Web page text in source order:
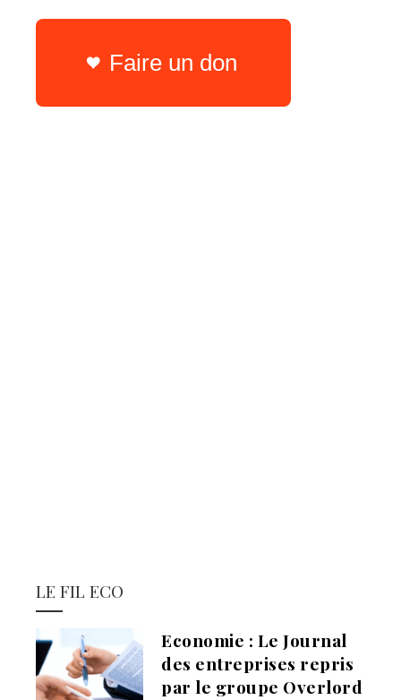
Faire un don
LE FIL ECO
Economie : Le Journal
des entreprises repris
par le groupe Overlord